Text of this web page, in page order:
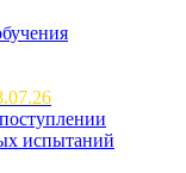
испытаний